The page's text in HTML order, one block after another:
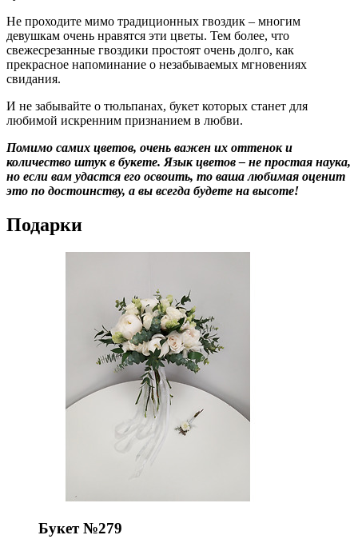
Не проходите мимо традиционных гвоздик – многим
девушкам очень нравятся эти цветы. Тем более, что
свежесрезанные гвоздики простоят очень долго, как
прекрасное напоминание о незабываемых мгновениях
свидания.
И не забывайте о тюльпанах, букет которых станет для
любимой искренним признанием в любви.
Помимо самих цветов, очень важен их оттенок и
количество штук в букете. Язык цветов – не простая наука,
но если вам удастся его освоить, то ваша любимая оценит
это по достоинству, а вы всегда будете на высоте!
Подарки
Букет №279